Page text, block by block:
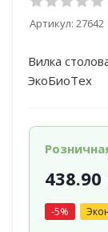
Артикул: 27642
Вилка
ЭкоБиоТех
438.90
-5%